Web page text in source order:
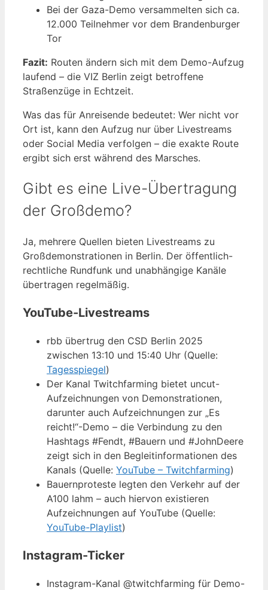
Bei der Gaza-Demo versammelten sich ca.
12.000 Teilnehmer vor dem Brandenburger
Tor
Fazit: Routen ändern sich mit dem Demo-Aufzug
laufend – die VIZ Berlin zeigt betroffene
Straßenzüge in Echtzeit.
Was das für Anreisende bedeutet: Wer nicht vor
Ort ist, kann den Aufzug nur über Livestreams
oder Social Media verfolgen – die exakte Route
ergibt sich erst während des Marsches.
Gibt es eine Live-Übertragung
der Großdemo?
Ja, mehrere Quellen bieten Livestreams zu
Großdemonstrationen in Berlin. Der öffentlich-
rechtliche Rundfunk und unabhängige Kanäle
übertragen regelmäßig.
YouTube-Livestreams
rbb übertrug den CSD Berlin 2025
zwischen 13:10 und 15:40 Uhr (Quelle:
Tagesspiegel)
Der Kanal Twitchfarming bietet uncut-
Aufzeichnungen von Demonstrationen,
darunter auch Aufzeichnungen zur „Es
reicht!“-Demo – die Verbindung zu den
Hashtags #Fendt, #Bauern und #JohnDeere
zeigt sich in den Begleitinformationen des
Kanals (Quelle: YouTube – Twitchfarming)
Bauernproteste legten den Verkehr auf der
A100 lahm – auch hiervon existieren
Aufzeichnungen auf YouTube (Quelle:
YouTube-Playlist)
Instagram-Ticker
Instagram-Kanal @twitchfarming für Demo-